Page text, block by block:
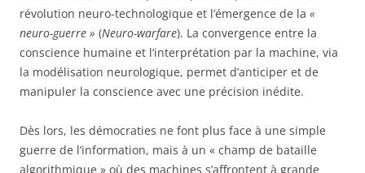
révolution neuro-technologique et l’émergence de la «
neuro-guerre » (Neuro-warfare). La convergence entre la
conscience humaine et l’interprétation par la machine, via
la modélisation neurologique, permet d’anticiper et de
manipuler la conscience avec une précision inédite.
Dès lors, les démocraties ne font plus face à une simple
guerre de l’information, mais à un « champ de bataille
algorithmique » où des machines s’affrontent à grande